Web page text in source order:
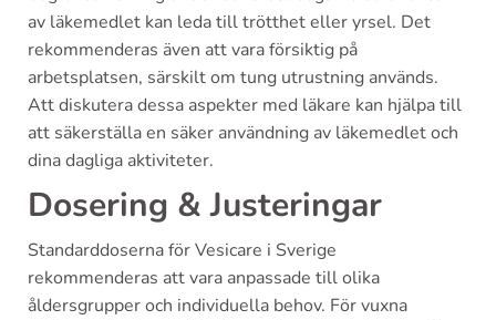
av läkemedlet kan leda till trötthet eller yrsel. Det
rekommenderas även att vara försiktig på
arbetsplatsen, särskilt om tung utrustning används.
Att diskutera dessa aspekter med läkare kan hjälpa till
att säkerställa en säker användning av läkemedlet och
dina dagliga aktiviteter.
Dosering & Justeringar
Standarddoserna för Vesicare i Sverige
rekommenderas att vara anpassade till olika
åldersgrupper och individuella behov. För vuxna